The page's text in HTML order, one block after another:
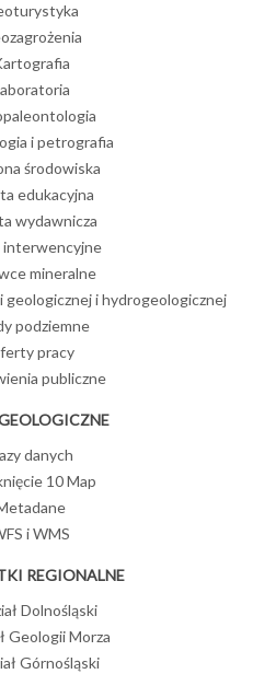
i petrografia
środowiska
edukacyjna
wydawnicza
interwencyjne
mineralne
i hydrogeologicznej
podziemne
pracy
publiczne
danych
10 Map
i WMS
REGIONALNE
Dolnośląski
Geologii Morza
Górnośląski